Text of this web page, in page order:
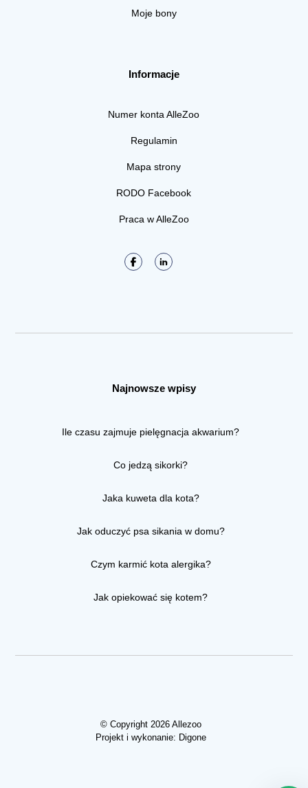
Moje bony
Informacje
Numer konta AlleZoo
Regulamin
Mapa strony
RODO Facebook
Praca w AlleZoo
Najnowsze wpisy
Ile czasu zajmuje pielęgnacja akwarium?
Co jedzą sikorki?
Jaka kuweta dla kota?
Jak oduczyć psa sikania w domu?
Czym karmić kota alergika?
Jak opiekować się kotem?
© Copyright 2026 Allezoo
Projekt i wykonanie: Digone